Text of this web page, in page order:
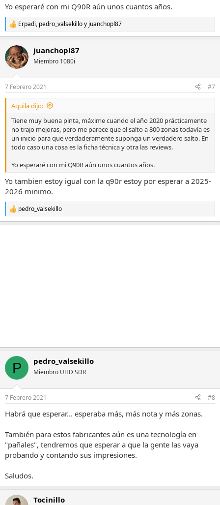
Yo esperaré con mi Q90R aún unos cuantos años.
R
e
c
c
i
e
s
Erpadi, pedro_valsekilloy juanchopl87
juanchopl87
Miembro 1080i
7 Febrero 2021 #7
Aquila dijo:
Tiene muy buena pinta, máxime cuando el año 2020 prácticamente
no trajo mejoras, pero me parece que el salto a 800 zonas todavía es
un inicio para que verdaderamente suponga un verdadero salto. En
todo caso una cosa es la ficha técnica y otra las reviews.
Yo esperaré con mi Q90R aún unos cuantos años.
Yo tambien estoy igual con la q90r estoy por esperar a 2025-
2026 minimo.
R
e
a
pedro_valsekillo
P pedro_valsekillo
Miembro UHD SDR
7 Febrero 2021 #8
Habrá que esperar... esperaba más, más nota y más zonas.
También para estos fabricantes aún es una tecnología en
"pañales", tendremos que esperar a que la gente las vaya
probando y contando sus impresiones.
Saludos.
Tocinillo